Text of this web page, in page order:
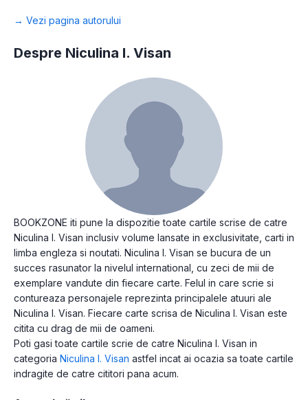
→ Vezi pagina autorului
Despre Niculina I. Visan
BOOKZONE iti pune la dispozitie toate cartile scrise de catre
Niculina I. Visan inclusiv volume lansate in exclusivitate, carti in
limba engleza si noutati. Niculina I. Visan se bucura de un
succes rasunator la nivelul international, cu zeci de mii de
exemplare vandute din fiecare carte. Felul in care scrie si
contureaza personajele reprezinta principalele atuuri ale
Niculina I. Visan. Fiecare carte scrisa de Niculina I. Visan este
citita cu drag de mii de oameni.
Poti gasi toate cartile scrie de catre Niculina I. Visan in
categoria Niculina I. Visan astfel incat ai ocazia sa toate cartile
indragite de catre cititori pana acum.